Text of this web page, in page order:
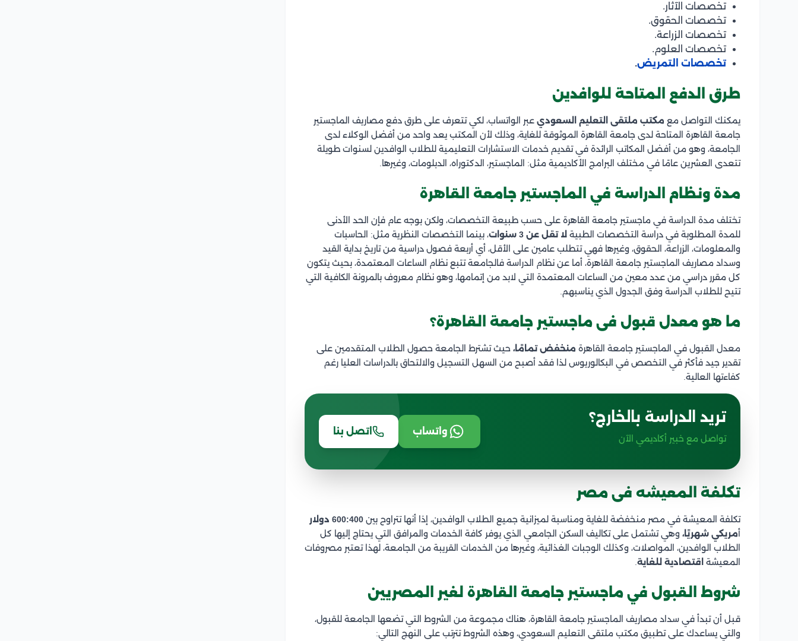
تخصصات الآثار.
تخصصات الحقوق.
تخصصات الزراعة.
تخصصات العلوم.
تخصصات التمريض.
طرق الدفع المتاحة للوافدين
يمكنك التواصل مع مكتب ملتقى التعليم السعودي عبر الواتساب، لكي تتعرف على طرق دفع مصاريف الماجستير
جامعة القاهرة المتاحة لدى جامعة القاهرة الموثوقة للغاية، وذلك لأن المكتب يعد واحد من أفضل الوكلاء لدى
الجامعة، وهو من أفضل المكاتب الرائدة في تقديم خدمات الاستشارات التعليمية للطلاب الوافدين لسنوات طويلة
تتعدى العشرين عامًا في مختلف البرامج الأكاديمية مثل: الماجستير، الدكتوراه، الدبلومات، وغيرها.
مدة ونظام الدراسة في الماجستير جامعة القاهرة
تختلف مدة الدراسة في ماجستير جامعة القاهرة على حسب طبيعة التخصصات، ولكن بوجه عام فإن الحد الأدنى
للمدة المطلوبة في دراسة التخصصات الطبية لا تقل عن 3 سنوات
، بينما التخصصات النظرية مثل: الحاسبات
والمعلومات، الزراعة، الحقوق، وغيرها فهي تتطلب عامين على الأقل، أي أربعة فصول دراسية من تاريخ بداية القيد
وسداد مصاريف الماجستير جامعة القاهرة، أما عن نظام الدراسة فالجامعة تتبع نظام الساعات المعتمدة، بحيث يتكون
كل مقرر دراسي من عدد معين من الساعات المعتمدة التي لابد من إتمامها، وهو نظام معروف بالمرونة الكافية التي
تتيح للطلاب الدراسة وفق الجدول الذي يناسبهم.
ما هو معدل قبول فى ماجستير جامعة القاهرة؟
معدل القبول في الماجستير جامعة القاهرة منخفض تمامًا، حيث تشترط الجامعة حصول الطلاب المتقدمين على
تقدير جيد فأكثر في التخصص في البكالوريوس لذا فقد أصبح من السهل التسجيل والالتحاق بالدراسات العليا رغم
كفاءتها العالية.
تريد الدراسة بالخارج؟
تواصل مع خبير أكاديمي الآن
واتساب اتصل بنا
تكلفة المعيشه فى مصر
تكلفة المعيشة في مصر منخفضة للغاية ومناسبة لميزانية جميع الطلاب الوافدين، إذا أنها تتراوح بين
أمريكي شهريًا، وهي تشتمل على تكاليف السكن الجامعي الذي يوفر كافة الخدمات والمرافق التي يحتاج إليها كل
الطلاب الوافدين، المواصلات، وكذلك الوجبات الغذائية، وغيرها من الخدمات القريبة من الجامعة، لهذا تعتبر مصروفات
المعيشة اقتصادية للغاية
شروط القبول في ماجستير جامعة القاهرة لغير المصريين
قبل أن تبدأ في سداد مصاريف الماجستير جامعة القاهرة، هناك مجموعة من الشروط التي تضعها الجامعة للقبول،
والتي يساعدك على تطبيق مكتب ملتقى التعليم السعودي، وهذه الشروط تترتب على النهج التالي: